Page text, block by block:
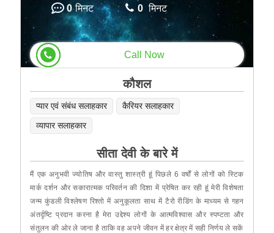
0 मिनट 0 मिनट
Call Now
कौशल
प्यार एवं संबंध सलाहकार
कैरियर सलाहकार
व्यापार सलाहकार
सीता देवी के बारे में
मैं एक अनुभवी ज्योतिष और वास्तु शास्त्री हूं पिछले 6 वर्षों से लोगों को स्टिक
मार्क दर्शन और सकारात्मक परिवर्तन की दिशा में प्रेषित कर रही हूं मेरी विशेषता
जन्म कुंडली विश्लेषण रिश्तो में अनुकूलता साथ में टैरो रीडिंग के माध्यम से गहन
अंतर्दृष्टि प्रदान करना है मेरा उद्देश्य लोगों के आत्मविश्वास और स्पष्टता और
संतुलन की ओर ले जाना है ताकि वह अपने जीवन में हर क्षेत्र में सही निर्णय ले सकें